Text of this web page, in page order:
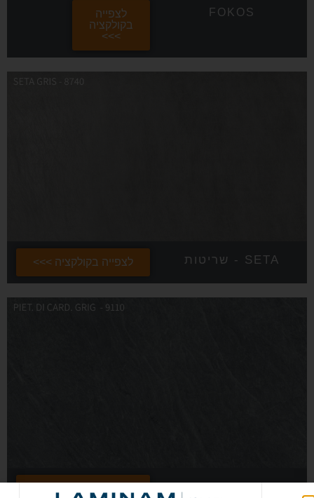
FOKOS
לצפייה
בקולקציה
>>>
SETA - שריטות לצפייה בקולקציה >>>